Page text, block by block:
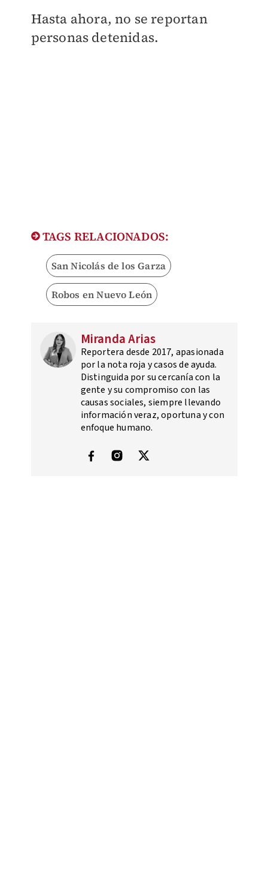
Hasta ahora, no se reportan
personas detenidas.
TAGS RELACIONADOS:
San Nicolás de los Garza
Robos en Nuevo León
Miranda Arias
Reportera desde 2017, apasionada
por la nota roja y casos de ayuda.
Distinguida por su cercanía con la
gente y su compromiso con las
causas sociales, siempre llevando
información veraz, oportuna y con
enfoque humano.